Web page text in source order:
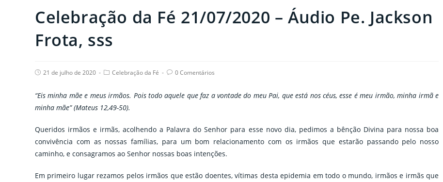
Celebração da Fé 21/07/2020 – Áudio Pe. Jackson
Frota, sss
Post21 de julho de 2020
PostCelebração da Fé
Post0 Comentários
“Eis minha mãe e meus irmãos. Pois todo aquele que faz a vontade do meu Pai, que está nos céus, esse é meu irmão, minha irmã e
minha mãe” (Mateus 12,49-50).
Queridos irmãos e irmãs, acolhendo a Palavra do Senhor para esse novo dia, pedimos a bênção Divina para nossa boa
convivência com as nossas famílias, para um bom relacionamento com os irmãos que estarão passando pelo nosso
caminho, e consagramos ao Senhor nossas boas intenções.
Em primeiro lugar rezamos pelos irmãos que estão doentes, vítimas desta epidemia em todo o mundo, irmãos e irmãs que